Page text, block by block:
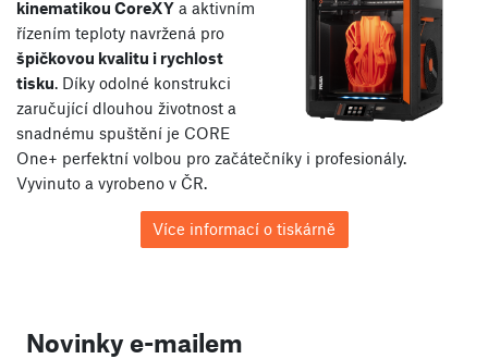
kinematikou CoreXY a aktivním
řízením teploty navržená pro
špičkovou kvalitu i rychlost
tisku. Díky odolné konstrukci
zaručující dlouhou životnost a
snadnému spuštění je CORE
One+ perfektní volbou pro začátečníky i profesionály.
Vyvinuto a vyrobeno v ČR.
Více informací o tiskárně
Novinky e-mailem